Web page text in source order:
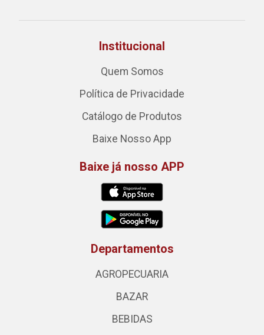
Institucional
Quem Somos
Política de Privacidade
Catálogo de Produtos
Baixe Nosso App
Baixe já nosso APP
Departamentos
AGROPECUARIA
BAZAR
BEBIDAS